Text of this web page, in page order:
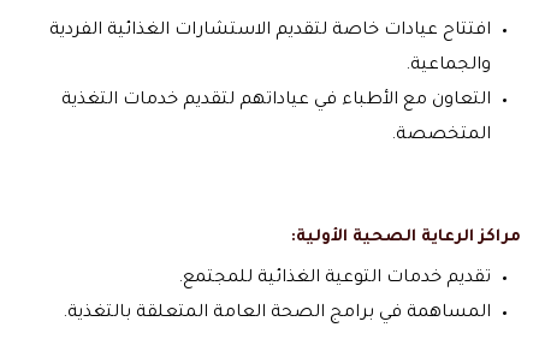
افتتاح عيادات خاصة لتقديم الاستشارات الغذائية الفردية
والجماعية.
التعاون مع الأطباء في عياداتهم لتقديم خدمات التغذية
المتخصصة.
مراكز الرعاية الصحية الأولية:
تقديم خدمات التوعية الغذائية للمجتمع.
المساهمة في برامج الصحة العامة المتعلقة بالتغذية.